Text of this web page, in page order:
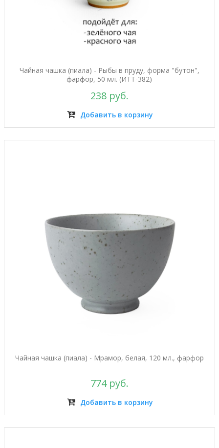
Чайная чашка (пиала) - Рыбы в пруду, форма "бутон",
фарфор, 50 мл. (ИТТ-382)
238 руб.
Добавить в корзину
Чайная чашка (пиала) - Мрамор, белая, 120 мл., фарфор
774 руб.
Добавить в корзину